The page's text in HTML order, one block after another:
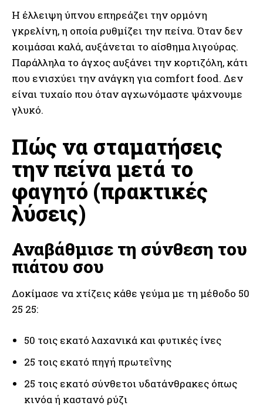
Η έλλειψη ύπνου επηρεάζει την ορμόνη
γκρελίνη, η οποία ρυθμίζει την πείνα. Όταν δεν
κοιμάσαι καλά, αυξάνεται το αίσθημα λιγούρας.
Παράλληλα το άγχος αυξάνει την κορτιζόλη, κάτι
που ενισχύει την ανάγκη για comfort food. Δεν
είναι τυχαίο που όταν αγχωνόμαστε ψάχνουμε
γλυκό.
Πώς να σταματήσεις
την πείνα μετά το
φαγητό (πρακτικές
λύσεις)
Αναβάθμισε τη σύνθεση του
πιάτου σου
Δοκίμασε να χτίζεις κάθε γεύμα με τη μέθοδο 50
25 25:
50 τοις εκατό λαχανικά και φυτικές ίνες
25 τοις εκατό πηγή πρωτεΐνης
25 τοις εκατό σύνθετοι υδατάνθρακες όπως
κινόα ή καστανό ρύζι